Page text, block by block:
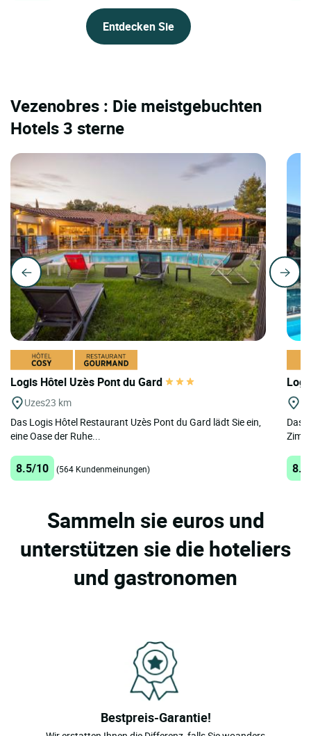
Entdecken Sie
Vezenobres : Die meistgebuchten
Hotels 3 sterne
Logis Hôtel Uzès Pont du Gard
Uzes23 km
Das Logis Hôtel Restaurant Uzès Pont du Gard lädt Sie ein,
eine Oase der Ruhe...
8.5/10 (564 Kundenmeinungen)
Das
Sammeln sie euros und
unterstützen sie die hoteliers
und gastronomen
Bestpreis-Garantie!